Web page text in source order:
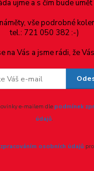
- 0.8 x
ujme a s čím bude
vše podrobné
tel.: 721 050 382 :-)
na Vás a jsme rádi, že
e-mailem dlepodmínek
údajů.
zpracováním osobních údajů